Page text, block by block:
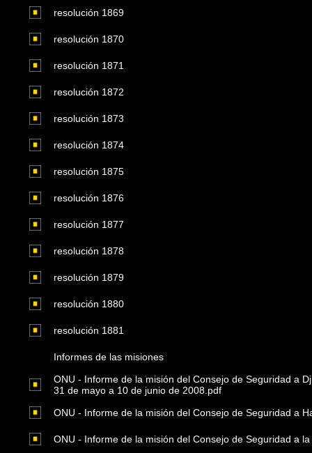
resolución 1869
resolución 1870
resolución 1871
resolución 1872
resolución 1873
resolución 1874
resolución 1875
resolución 1876
resolución 1877
resolución 1878
resolución 1879
resolución 1880
resolución 1881
Informes de las misiones
ONU - Informe de la misión del Consejo de Seguridad a
31 de mayo a 10 de junio de 2008.pdf
ONU - Informe de la misión del Consejo de Seguridad a
ONU - Informe de la misión del Consejo de Seguridad a